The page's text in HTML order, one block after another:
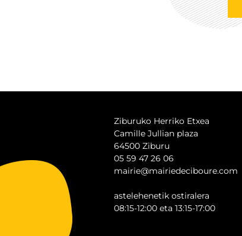
Ziburuko Herriko Etxea
Camille Jullian plaza
64500 Ziburu
05 59 47 26 06
mairie@mairiedeciboure.com
astelehenetik ostiralera
08:15-12:00 eta 13:15-17:00